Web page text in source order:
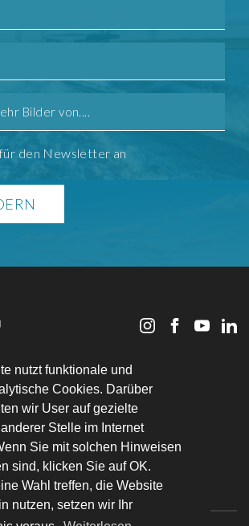
nutzt funktionale und
Cookies. Darüber
wir User auf gezielte
Stelle im Internet
Sie mit solchen Hinweisen
sind, klicken Sie auf OK.
Wahl treffen, die Website
nutzen, setzen wir Ihr
den Newsletter an
51
183